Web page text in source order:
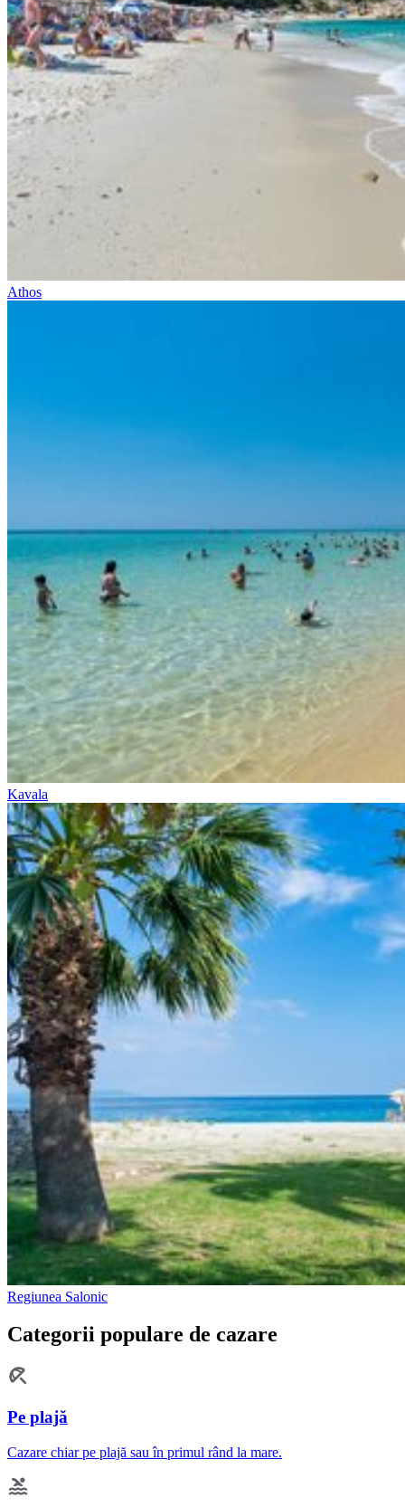
Athos
Kavala
Regiunea Salonic
Categorii populare de cazare
Pe plajă
Cazare chiar pe plajă sau în primul rând la mare.